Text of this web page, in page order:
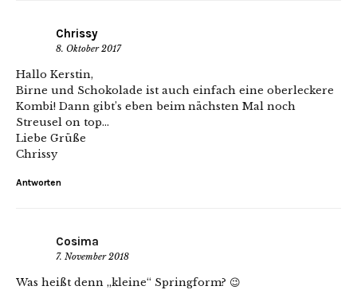
Chrissy
8. Oktober 2017
Hallo Kerstin,
Birne und Schokolade ist auch einfach eine oberleckere
Kombi! Dann gibt’s eben beim nächsten Mal noch
Streusel on top…
Liebe Grüße
Chrissy
Antworten
Cosima
7. November 2018
Was heißt denn „kleine“ Springform? 😉